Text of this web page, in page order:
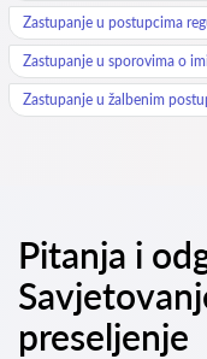
Zastupanje u postupcima
Zastupanje u sporovima o
Zastupanje u žalbenim
Pitanja i
preseljenje